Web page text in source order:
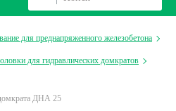
для преднапряженного железобетона
для гидравлических домкратов
ДНА 25